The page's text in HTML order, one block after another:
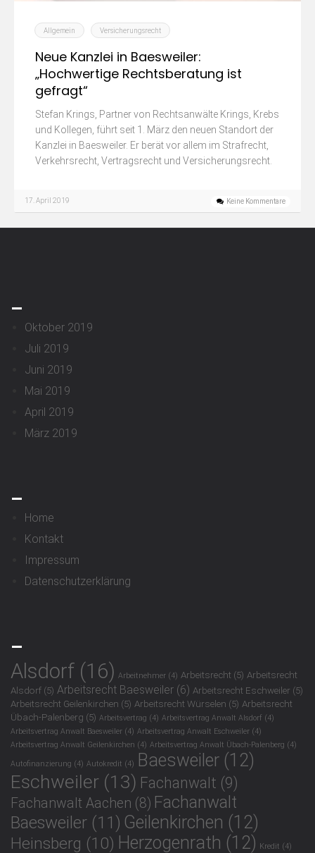
Allgemein Versicherungsrecht
Neue Kanzlei in Baesweiler:
„Hochwertige Rechtsberatung ist
gefragt“
Stefan Krings, Partner von Rechtsanwälte Krings, Krebs
und Kollegen, führt seit 1. März den neuen Standort der
Kanzlei in Baesweiler. Er berät vor allem im Strafrecht,
Verkehrsrecht, Vertragsrecht und Versicherungsrecht.
17. April 2019 Keine Kommentare
Oktober 2019
Juli 2019
Juni 2019
Mai 2019
April 2019
März 2019
Home
Kontakt
Impressum
Datenschutzerklärung
Alsdorf (16) Arbeitnehmer (4) Arbeitsrecht (5) Arbeitsrecht
Alsdorf (5) Arbeitsrecht Baesweiler (6) Arbeitsrecht Eschweiler (5)
Arbeitsrecht Geilenkirchen (5) Arbeitsrecht Würselen (5) Arbeitsrecht
Übach-Palenberg (5) Arbeitsvertrag (4) Arbeitsvertrag Anwalt Alsdorf (4)
Arbeitsvertrag Anwalt Baesweiler (4) Arbeitsvertrag Anwalt Eschweiler (4)
Arbeitsvertrag Anwalt Geilenkirchen (4) Arbeitsvertrag Anwalt Übach-Palenberg (4)
Autofinanzierung (4) Autokredit (4) Baesweiler (12)
Eschweiler (13) Fachanwalt (9)
Fachanwalt Aachen (8) Fachanwalt
Baesweiler (11) Geilenkirchen (12)
Heinsberg (10) Herzogenrath (12) Kredit (4)